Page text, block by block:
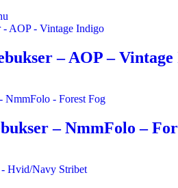
– AOP –
– NmmFolo –